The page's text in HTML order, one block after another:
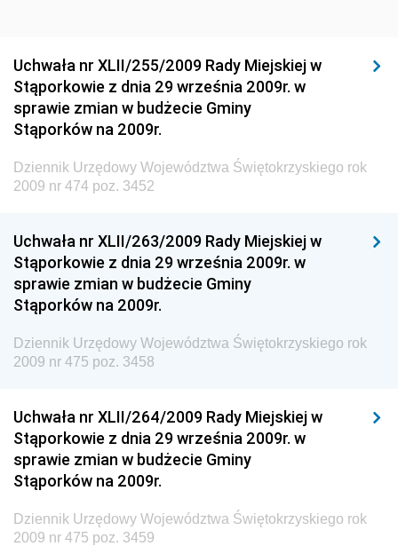
Dziennik Urzędowy Ministra Budownictwa i Przemysłu
Materiałów Budowlanych
Dziennik Urzędowy Ministra Infrastruktury i Rozwoju
Dziennik Urzędowy Głównego Inspektoratu Ochrony
Środowiska
Dziennik Urzędowy Generalnej Dyrekcji Ochrony
Dziennik Urzędowy Ministerstwa Administracji,
Gospodarki Terenowej i Ochrony Środowiska
Dziennik Urzędowy Ministerstwa Administracji i
Gospodarki Przestrzennej
Dziennik Urzędowy Unii Europejskiej, L
Dziennik Urzędowy Ministerstwa Przemysłu
Chemicznego i Lekkiego
Dziennik Urzędowy Ministerstwa Rolnictwa i
Gospodarki Żywnościowej
Dziennik Urzędowy Ministra Rodziny, Pracy i Polityki
Społecznej
Uchwała nr XLII/255/2009 Rady Miejskiej w
Stąporkowie z dnia 29 września 2009r. w
sprawie zmian w budżecie Gminy
Stąporków na 2009r.
Dziennik Urzędowy Województwa Świętokrzyskiego rok
2009 nr 474 poz. 3452
Uchwała nr XLII/263/2009 Rady Miejskiej w
Stąporkowie z dnia 29 września 2009r. w
sprawie zmian w budżecie Gminy
Stąporków na 2009r.
Dziennik Urzędowy Województwa Świętokrzyskiego rok
2009 nr 475 poz. 3458
Uchwała nr XLII/264/2009 Rady Miejskiej w
Stąporkowie z dnia 29 września 2009r. w
sprawie zmian w budżecie Gminy
Stąporków na 2009r.
Dziennik Urzędowy Województwa Świętokrzyskiego rok
2009 nr 475 poz. 3459